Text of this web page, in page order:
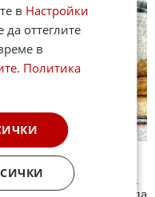
Куиз рубрика.
куиз с въпроси на
на всеки тест може да
в Настройки
оттеглите
в
. Политика